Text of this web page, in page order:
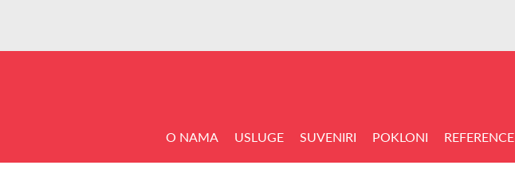
O NAMA USLUGE SUVENIRI POKLONI REFERENCE